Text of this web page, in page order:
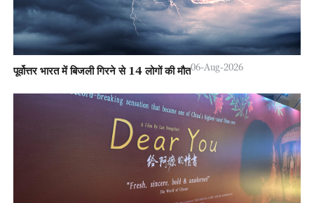
पूर्वोत्तर भारत में बिजली गिरने से 14 लोगों की मौत06-Aug-2026